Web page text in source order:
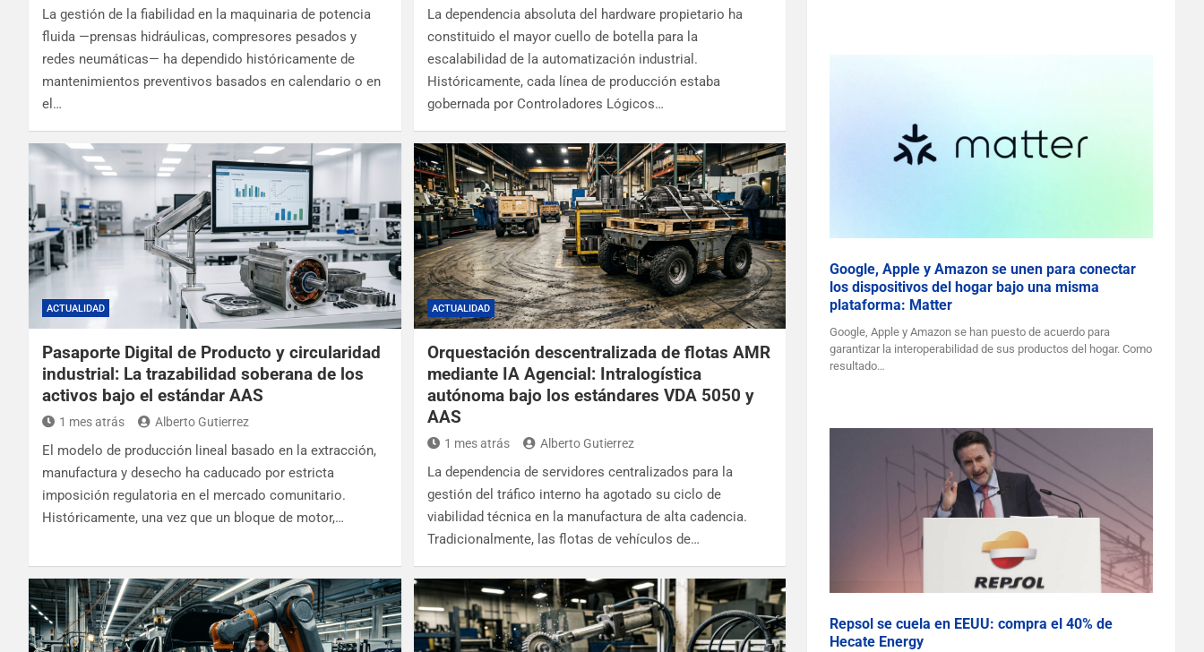
La gestión de la fiabilidad en la maquinaria de potencia
fluida —prensas hidráulicas, compresores pesados y
redes neumáticas— ha dependido históricamente de
mantenimientos preventivos basados en calendario o en
el…
La dependencia absoluta del hardware propietario ha
constituido el mayor cuello de botella para la
escalabilidad de la automatización industrial.
Históricamente, cada línea de producción estaba
gobernada por Controladores Lógicos…
ACTUALIDAD
Pasaporte Digital de Producto y circularidad
industrial: La trazabilidad soberana de los
activos bajo el estándar AAS
1 mes atrás Alberto Gutierrez
El modelo de producción lineal basado en la extracción,
manufactura y desecho ha caducado por estricta
imposición regulatoria en el mercado comunitario.
Históricamente, una vez que un bloque de motor,…
ACTUALIDAD
Orquestación descentralizada de flotas AMR
mediante IA Agencial: Intralogística
autónoma bajo los estándares VDA 5050 y
AAS
1 mes atrás Alberto Gutierrez
La dependencia de servidores centralizados para la
gestión del tráfico interno ha agotado su ciclo de
viabilidad técnica en la manufactura de alta cadencia.
Tradicionalmente, las flotas de vehículos de…
Google, Apple y Amazon se unen para conectar
los dispositivos del hogar bajo una misma
plataforma: Matter
Google, Apple y Amazon se han puesto de acuerdo para
garantizar la interoperabilidad de sus productos del hogar. Como
resultado…
Repsol se cuela en EEUU: compra el 40% de
Hecate Energy